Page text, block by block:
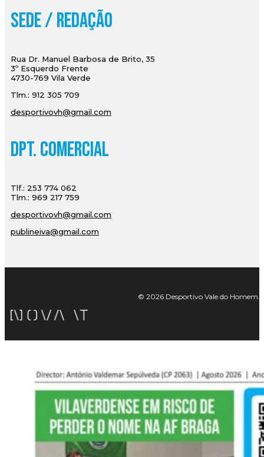
Sede / Redação
Rua Dr. Manuel Barbosa de Brito, 35
3º Esquerdo Frente
4730-769 Vila Verde
Tlm.: 912 305 709
desportivovh@gmail.com
Dpt. Comercial
Tlf.: 253 774 062
Tlm.: 969 217 759
desportivovh@gmail.com
publineiva@gmail.com
© 2026 Desportivo Vale do Homem.